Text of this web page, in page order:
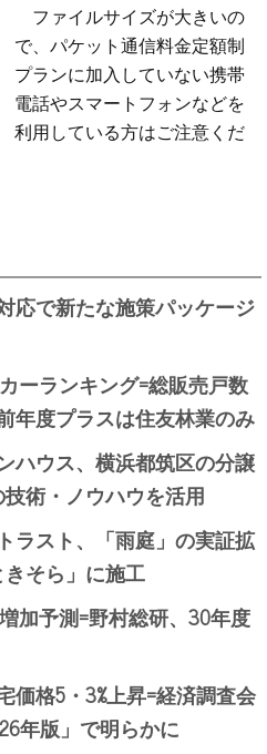
ファイルサイズが大きいの
で、パケット通信料金定額制
プランに加入していない携帯
電話やスマートフォンなどを
利用している方はご注意くだ
応で新たな施策パッケージ
ーランキング=総販売戸数
年度プラスは住友林業のみ
ハウス、横浜都筑区の分譲
術・ノウハウを活用
ラスト、「雨庭」の実証拡
そら」に施工
加予測=野村総研、30年度
格5・3%上昇=経済調査会
年版」で明らかに